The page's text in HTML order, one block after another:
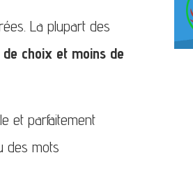
La plupart des
choix et moins de
et parfaitement
des mots